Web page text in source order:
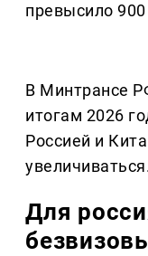
превысило
В Минтрансе
итогам 2026
Россией и
Для